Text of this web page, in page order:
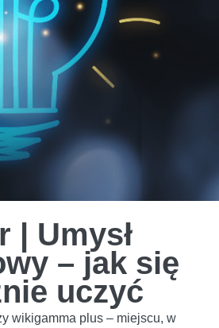
| Umysł
– jak się
uczyć
wikigamma plus – miejscu, w